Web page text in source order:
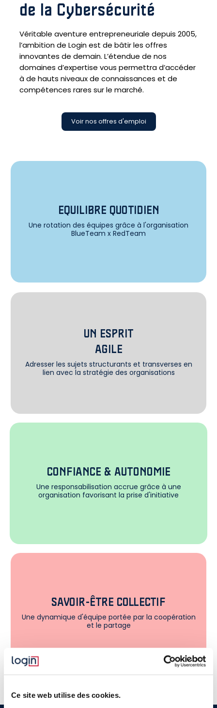
Ce site web utilise des cookies.
de la Cybersécurité
Véritable aventure entrepreneuriale depuis 2005,
l’ambition de Login est de bâtir les offres
innovantes de demain. L’étendue de nos
domaines d’expertise vous permettra d’accéder
à de hauts niveaux de connaissances et de
compétences rares sur le marché.
Voir nos offres d'emploi
EQUILIBRE QUOTIDIEN
Une rotation des équipes grâce à l'organisation
BlueTeam x RedTeam
UN ESPRIT
AGILE
Adresser les sujets structurants et transverses en
lien avec la stratégie des organisations​
CONFIANCE & AUTONOMIE
Une responsabilisation accrue grâce à une
organisation favorisant la prise d'initiative
SAVOIR-ÊTRE COLLECTIF
Une dynamique d'équipe portée par la coopération
et le partage